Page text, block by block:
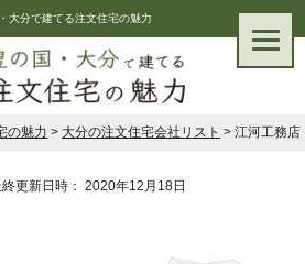
大分で建てる注文住宅の魅力
の魅力 > 大分の注文住宅会社リスト > 江河工務店
終更新日時：2020年12月18日